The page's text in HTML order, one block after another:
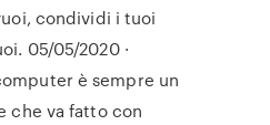
condividi i tuoi
05/05/2020 ·
è sempre un
che va fatto con